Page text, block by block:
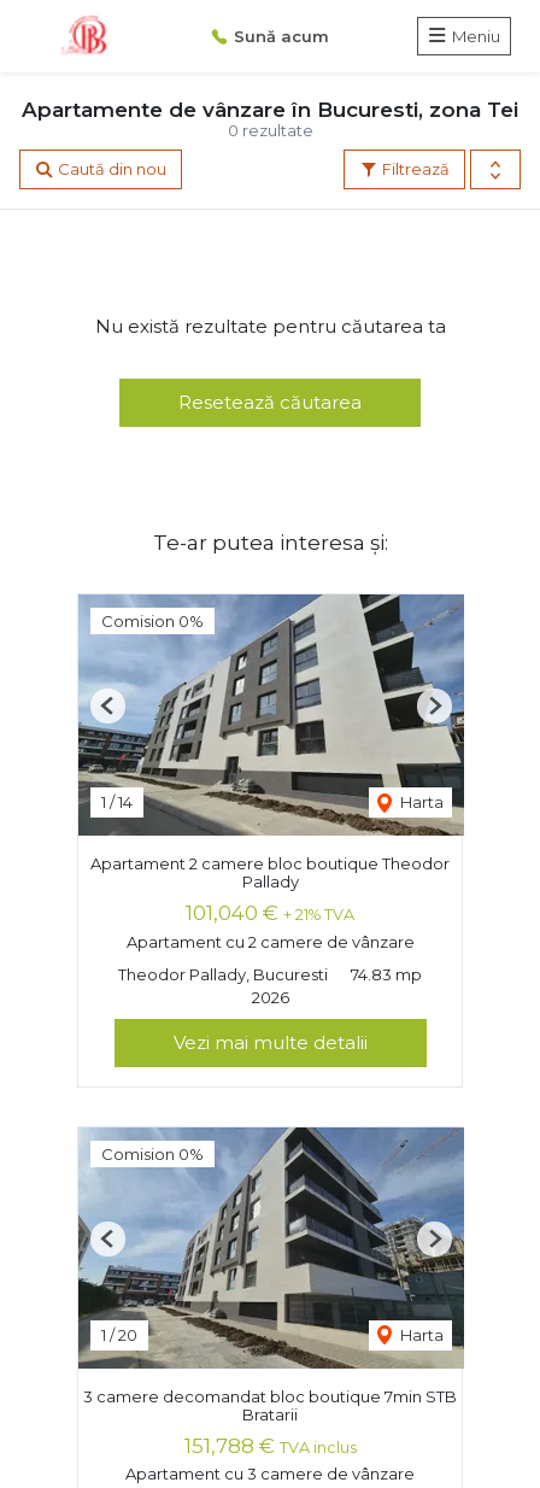
Sună acum Meniu
0 rezultate
Apartamente de vânzare în Bucuresti, zona Tei
Filtrează
Caută din nou
Nu există rezultate pentru căutarea ta
Resetează căutarea
Te-ar putea interesa și:
Comision 0%
1 /14 Harta
Previous Next
Apartament 2 camere bloc boutique Theodor
Pallady
101,040 € + 21% TVA
Apartament cu 2 camere de vânzare
Theodor Pallady, Bucuresti
74.83 mp
2026
Vezi mai multe detalii
Comision 0%
1 /20 Harta
Previous Next
3 camere decomandat bloc boutique 7min STB
Bratarii
151,788 € TVA inclus
Apartament cu 3 camere de vânzare